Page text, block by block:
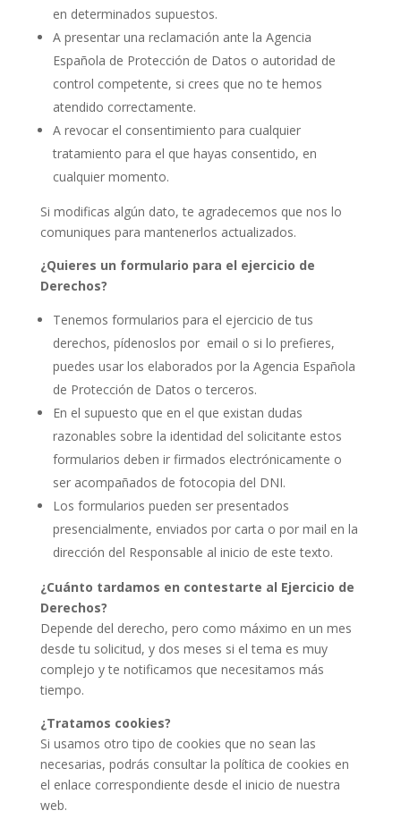
en determinados supuestos.
A presentar una reclamación ante la Agencia
Española de Protección de Datos o autoridad de
control competente, si crees que no te hemos
atendido correctamente.
A revocar el consentimiento para cualquier
tratamiento para el que hayas consentido, en
cualquier momento.
Si modificas algún dato, te agradecemos que nos lo
comuniques para mantenerlos actualizados.
¿Quieres un formulario para el ejercicio de
Derechos?
Tenemos formularios para el ejercicio de tus
derechos, pídenoslos por email o si lo prefieres,
puedes usar los elaborados por la Agencia Española
de Protección de Datos o terceros.
En el supuesto que en el que existan dudas
razonables sobre la identidad del solicitante estos
formularios deben ir firmados electrónicamente o
ser acompañados de fotocopia del DNI.
Los formularios pueden ser presentados
presencialmente, enviados por carta o por mail en la
dirección del Responsable al inicio de este texto.
¿Cuánto tardamos en contestarte al Ejercicio de
Derechos?
Depende del derecho, pero como máximo en un mes
desde tu solicitud, y dos meses si el tema es muy
complejo y te notificamos que necesitamos más
tiempo.
¿Tratamos cookies?
Si usamos otro tipo de cookies que no sean las
necesarias, podrás consultar la política de cookies en
el enlace correspondiente desde el inicio de nuestra
web.